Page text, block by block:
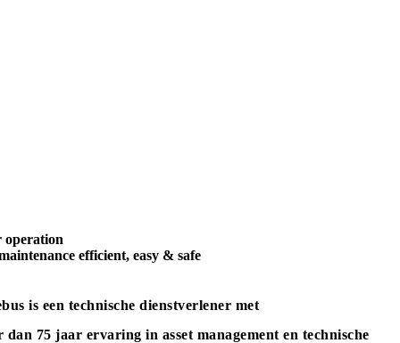
operation
efficient, easy & safe
is een technische dienstverlener met
dan 75 jaar ervaring in asset management en technische